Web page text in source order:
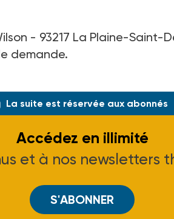
- 93217 La Plaine-Saint-
demande.
La suite est réservée aux abonnés
Accédez en illimité
et à nos newsletters
S'ABONNER